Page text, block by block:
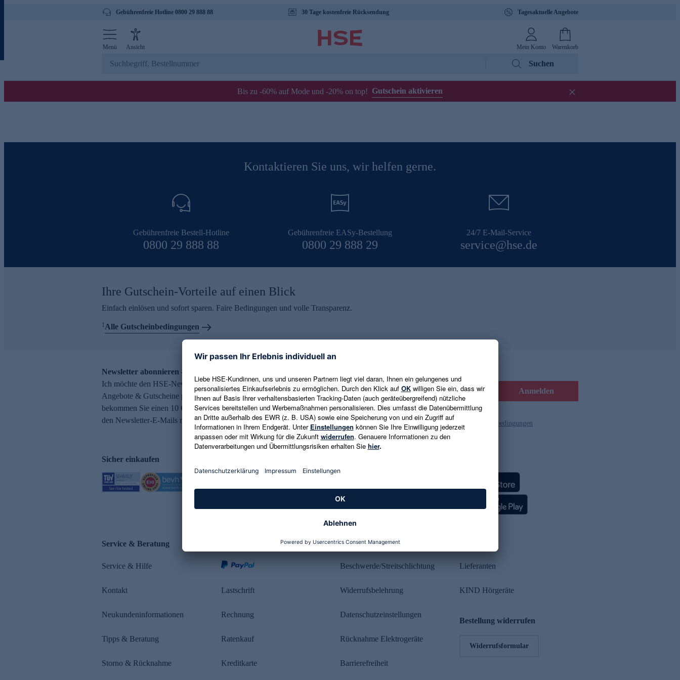
Gebührenfreie Hotline 0800 29 888 88 30 Tage kostenfreie Rücksendung Tagesaktuelle Angebote
Menü Ansicht Mein Konto Warenkorb
Suchen
Bis zu -60% auf Mode und -20% on top! Gutschein aktivieren
Kontaktieren Sie uns, wir helfen gerne.
Gebührenfreie Bestell-Hotline
0800 29 888 88
Gebührenfreie EASy-Bestellung
0800 29 888 29
24/7 E-Mail-Service
service@hse.de
Ihre Gutschein-Vorteile auf einen Blick
Einfach einlösen und sofort sparen. Faire Bedingungen und volle Transparenz.
1Alle Gutscheinbedingungen
Newsletter abonnieren – 10 € Gutschein erhalten
Ich möchte den HSE-Newsletter abonnieren und aktuelle Trends,
Angebote & Gutscheine per E-Mail erhalten. Als Dankeschön
bekommen Sie einen 10 € Gutschein. Eine Abmeldung ist jederzeit in
den Newsletter-E-Mails möglich.
E-Mail-Adresse eingeben Anmelden
Es gelten die Datenschutzrichtlinien und die Gutscheinbedingungen
Sicher einkaufen
Service & Beratung
Service & Hilfe
Kontakt
Neukundeninformationen
Tipps & Beratung
Storno & Rücknahme
Lastschrift
Rechnung
Ratenkauf
Kreditkarte
Rechtliches
Beschwerde/Streitschlichtung
Widerrufsbelehrung
Datenschutzeinstellungen
Rücknahme Elektrogeräte
Barrierefreiheit
Lieferanten
KIND Hörgeräte
Bestellung widerrufen
Widerrufsformular